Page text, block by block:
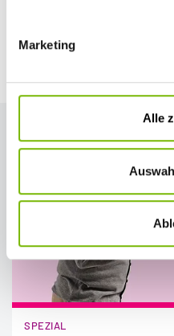
Marketing
Alle
Stand: März 2021
SPEZIAL